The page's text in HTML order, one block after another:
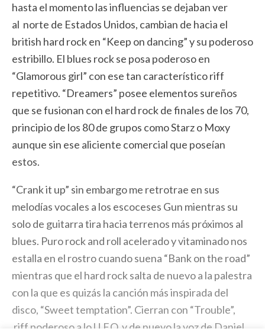
hasta el momento las influencias se dejaban ver
al norte de Estados Unidos, cambian de hacia el
british hard rock en “Keep on dancing” y su poderoso
estribillo. El blues rock se posa poderoso en
“Glamorous girl” con ese tan característico riff
repetitivo. “Dreamers” posee elementos sureños
que se fusionan con el hard rock de finales de los 70,
principio de los 80 de grupos como Starz o Moxy
aunque sin ese aliciente comercial que poseían
estos.
“Crank it up” sin embargo me retrotrae en sus
melodías vocales a los escoceses Gun mientras su
solo de guitarra tira hacia terrenos más próximos al
blues. Puro rock and roll acelerado y vitaminado nos
estalla en el rostro cuando suena “Bank on the road”
mientras que el hard rock salta de nuevo a la palestra
con la que es quizás la canción más inspirada del
disco, “Sweet temptation”. Cierran con “Trouble”,
riff poderoso a lo U.F.O. y de nuevo la voz de Daniel